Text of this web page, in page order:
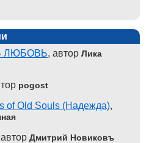
ЛЮБОВЬ, автор Лика
pogost
of Old Souls (Надежда),
Дмитрий Новиковъ